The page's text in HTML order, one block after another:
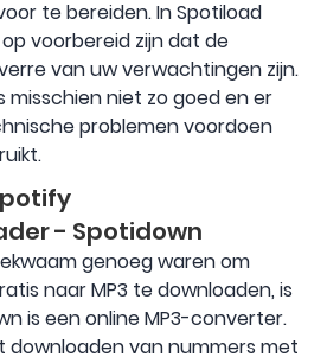
te bereiden. In Spotiload
voorbereid zijn dat de
van uw verwachtingen zijn.
misschien niet zo goed en er
problemen voordoen
- Spotidown
genoeg waren om
naar MP3 te downloaden, is
is een online MP3-converter.
downloaden van nummers met